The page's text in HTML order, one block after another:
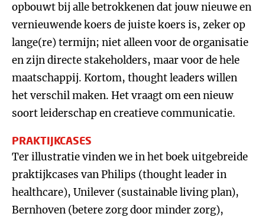
opbouwt bij alle betrokkenen dat jouw nieuwe en
vernieuwende koers de juiste koers is, zeker op
lange(re) termijn; niet alleen voor de organisatie
en zijn directe stakeholders, maar voor de hele
maatschappij. Kortom, thought leaders willen
het verschil maken. Het vraagt om een nieuw
soort leiderschap en creatieve communicatie.
PRAKTIJKCASES
Ter illustratie vinden we in het boek uitgebreide
praktijkcases van Philips (thought leader in
healthcare), Unilever (sustainable living plan),
Bernhoven (betere zorg door minder zorg),